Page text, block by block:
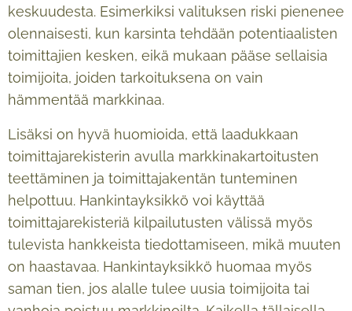
keskuudesta. Esimerkiksi valituksen riski pienenee
olennaisesti, kun karsinta tehdään potentiaalisten
toimittajien kesken, eikä mukaan pääse sellaisia
toimijoita, joiden tarkoituksena on vain
hämmentää markkinaa.
Lisäksi on hyvä huomioida, että laadukkaan
toimittajarekisterin avulla markkinakartoitusten
teettäminen ja toimittajakentän tunteminen
helpottuu. Hankintayksikkö voi käyttää
toimittajarekisteriä kilpailutusten välissä myös
tulevista hankkeista tiedottamiseen, mikä muuten
on haastavaa. Hankintayksikkö huomaa myös
saman tien, jos alalle tulee uusia toimijoita tai